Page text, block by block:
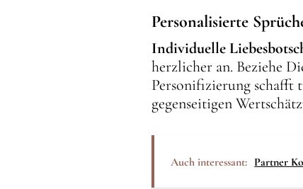
Personalisierte
Individuelle
herzlicher an. Beziehe
Personifizierung schafft
gegenseitigen
Auch interessant: Partner